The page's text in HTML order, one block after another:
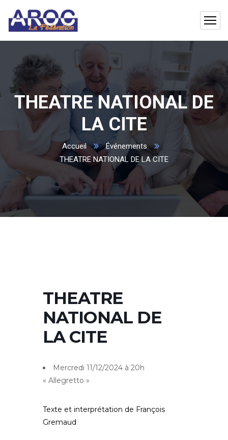
THEATRE NATIONAL DE
LA CITE
Accueil
Événements
THEATRE NATIONAL DE LA CITE
THEATRE
NATIONAL DE
LA CITE
Mercredi 11/12/2024 à 20h
« Allegretto »
Texte et interprétation de François
Gremaud